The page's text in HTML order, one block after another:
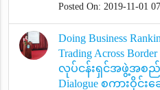
Posted On: 2019-11-01
Doing Business
Trading Across
လုပ်ငန်းရှင်အဖွဲ့အစည်းမ
Dialogue စကားဝိုင်း